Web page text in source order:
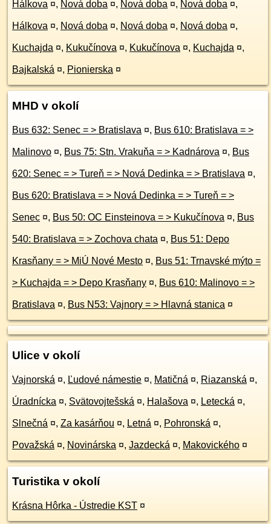
Hálkova ¤, Nová doba ¤, Nová doba ¤, Nová doba ¤,
Hálkova ¤, Nová doba ¤, Nová doba ¤, Nová doba ¤,
Kuchajda ¤, Kukučínova ¤, Kukučínova ¤, Kuchajda ¤,
Bajkalská ¤, Pionierska ¤
MHD v okolí
Bus 632: Senec = > Bratislava ¤, Bus 610: Bratislava = >
Malinovo ¤, Bus 75: Stn. Vrakuňa = > Kadnárova ¤, Bus
620: Senec = > Tureň = > Nová Dedinka = > Bratislava ¤,
Bus 620: Bratislava = > Nová Dedinka = > Tureň = >
Senec ¤, Bus 50: OC Einsteinova = > Kukučínova ¤, Bus
540: Bratislava = > Zochova chata ¤, Bus 51: Depo
Krasňany = > MiÚ Nové Mesto ¤, Bus 51: Trnavské mýto =
> Kuchajda = > Depo Krasňany ¤, Bus 610: Malinovo = >
Bratislava ¤, Bus N53: Vajnory = > Hlavná stanica ¤
Ulice v okolí
Vajnorská ¤, Ľudové námestie ¤, Matičná ¤, Riazanská ¤,
Úradnícka ¤, Svätovojtešská ¤, Halašova ¤, Letecká ¤,
Slnečná ¤, Za kasárňou ¤, Letná ¤, Pohronská ¤,
Považská ¤, Novinárska ¤, Jazdecká ¤, Makovického ¤
Turistika v okolí
Krásna Hôrka - Ústredie KST ¤